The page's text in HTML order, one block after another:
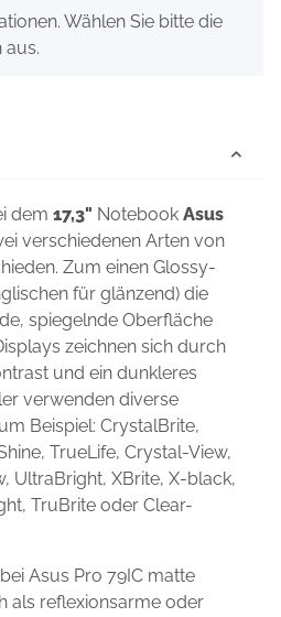
Wählen Sie bitte die
aus.
dem 17,3" Notebook Asus
verschiedenen Arten von
Zum einen Glossy-
für glänzend) die
spiegelnde Oberfläche
zeichnen sich durch
und ein dunkleres
verwenden diverse
Beispiel: CrystalBrite,
TrueLife, Crystal-View,
UltraBright, XBrite, X-black,
TruBrite oder Clear-
Asus Pro 79IC matte
als reflexionsarme oder